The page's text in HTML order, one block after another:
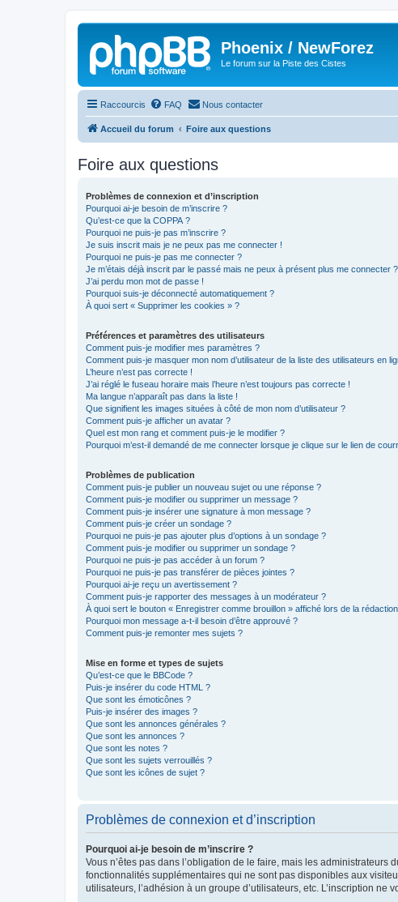
Phoenix / NewForez
Le forum sur la Piste des Cistes
Raccourcis FAQ Nous contacter
Accueil du forum Foire aux questions
Foire aux questions
Problèmes de connexion et d’inscription
Pourquoi ai-je besoin de m’inscrire ?
Qu’est-ce que la COPPA ?
Pourquoi ne puis-je pas m’inscrire ?
Je suis inscrit mais je ne peux pas me connecter !
Pourquoi ne puis-je pas me connecter ?
Je m’étais déjà inscrit par le passé mais ne peux à présent plus me connecter
J’ai perdu mon mot de passe !
Pourquoi suis-je déconnecté automatiquement ?
À quoi sert « Supprimer les cookies » ?
Préférences et paramètres des utilisateurs
Comment puis-je modifier mes paramètres ?
Comment puis-je masquer mon nom d’utilisateur de la liste des utilisateurs en
L’heure n’est pas correcte !
J’ai réglé le fuseau horaire mais l’heure n’est toujours pas correcte !
Ma langue n’apparaît pas dans la liste !
Que signifient les images situées à côté de mon nom d’utilisateur ?
Comment puis-je afficher un avatar ?
Quel est mon rang et comment puis-je le modifier ?
Pourquoi m’est-il demandé de me connecter lorsque je clique sur le lien de
Problèmes de publication
Comment puis-je publier un nouveau sujet ou une réponse ?
Comment puis-je modifier ou supprimer un message ?
Comment puis-je insérer une signature à mon message ?
Comment puis-je créer un sondage ?
Pourquoi ne puis-je pas ajouter plus d’options à un sondage ?
Comment puis-je modifier ou supprimer un sondage ?
Pourquoi ne puis-je pas accéder à un forum ?
Pourquoi ne puis-je pas transférer de pièces jointes ?
Pourquoi ai-je reçu un avertissement ?
Comment puis-je rapporter des messages à un modérateur ?
À quoi sert le bouton « Enregistrer comme brouillon » affiché lors de la rédaction
Pourquoi mon message a-t-il besoin d’être approuvé ?
Comment puis-je remonter mes sujets ?
Mise en forme et types de sujets
Qu’est-ce que le BBCode ?
Puis-je insérer du code HTML ?
Que sont les émoticônes ?
Puis-je insérer des images ?
Que sont les annonces générales ?
Que sont les annonces ?
Que sont les notes ?
Que sont les sujets verrouillés ?
Que sont les icônes de sujet ?
Problèmes de connexion et d’inscription
Pourquoi ai-je besoin de m’inscrire ?
Vous n’êtes pas dans l’obligation de le faire, mais les
fonctionnalités supplémentaires qui ne sont pas disponibles aux
utilisateurs, l’adhésion à un groupe d’utilisateurs, etc. L’inscription ne